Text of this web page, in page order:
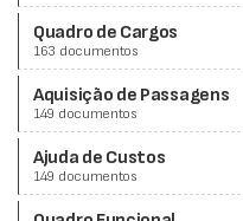
Quadro de Cargos
163 documentos
Aquisição de Passagens
149 documentos
Ajuda de Custos
149 documentos